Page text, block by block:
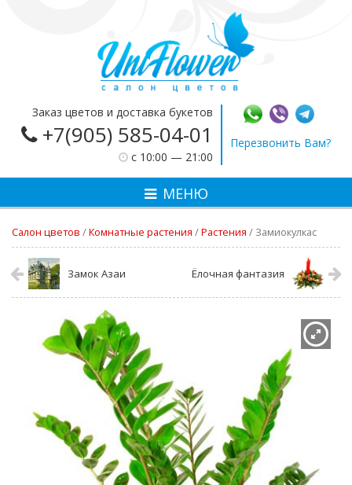
Заказ цветов и доставка букетов
+7(905) 585-04-01
c 10:00 — 21:00
Перезвонить Вам?
МЕНЮ
Салон цветов /Комнатные растения /Растения / Замиокулкас
Замок Азаи Ёлочная фантазия